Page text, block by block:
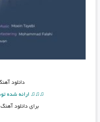
دانلود
♫♫♫ ارائه شده
برای دانلود